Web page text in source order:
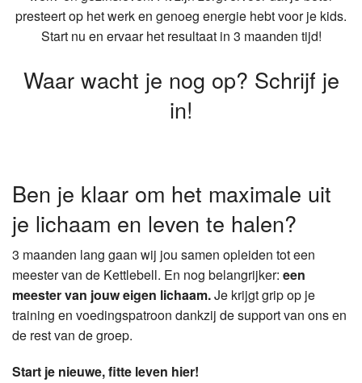
presteert op het werk en genoeg energie hebt voor je kids.
Start nu en ervaar het resultaat in 3 maanden tijd!
Waar wacht je nog op? Schrijf je
in!
Ben je klaar om het maximale uit
je lichaam en leven te halen?
3 maanden lang gaan wij jou samen opleiden tot een
meester van de Kettlebell. En nog belangrijker: een
meester van jouw eigen lichaam.Je krijgt grip op je
training en voedingspatroon dankzij de support van ons en
de rest van de groep.
Start je nieuwe, fitte leven hier!